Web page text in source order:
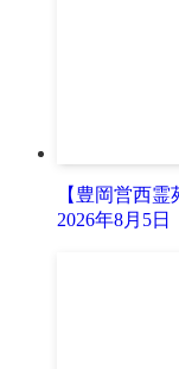
【豊岡営西
2026年8月5日